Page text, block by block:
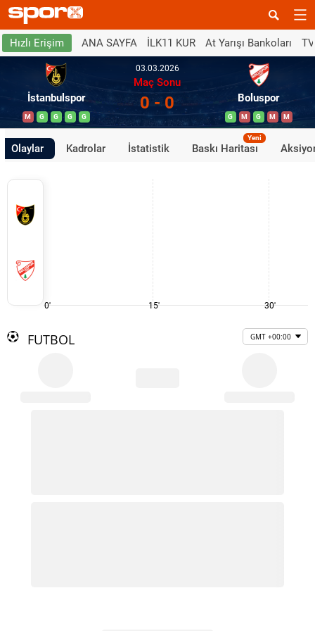
Hızlı Erişim ANA SAYFA İLK11 KUR At Yarışı Bankoları
İstanbulspor
M G G G G
03.03.2026
Maç Sonu
0 - 0 Boluspor
G M G M M
Olaylar Kadrolar İstatistik Baskı Haritası
Yeni
0' 15' 30'
FUTBOL GMT +00:00